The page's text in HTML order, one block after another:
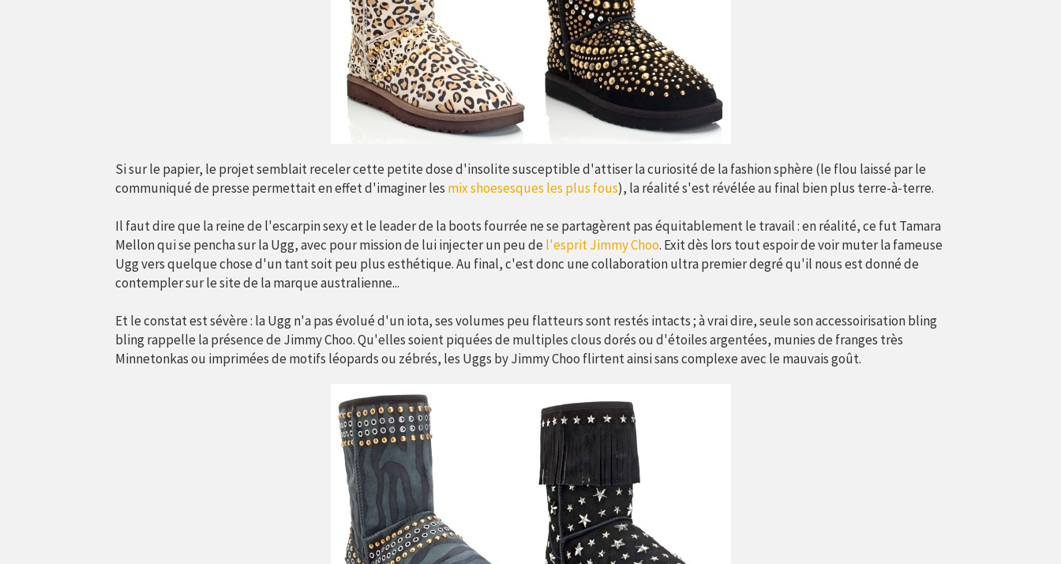
Si sur le papier, le projet semblait receler cette petite dose d'insolite susceptible d'attiser la curiosité de la fashion sphère (le flou laissé par le
communiqué de presse permettait en effet d'imaginer les mix shoesesques les plus fous), la réalité s'est révélée au final bien plus terre-à-terre.
Il faut dire que la reine de l'escarpin sexy et le leader de la boots fourrée ne se partagèrent pas équitablement le travail : en réalité, ce fut Tamara
Mellon qui se pencha sur la Ugg, avec pour mission de lui injecter un peu de l'esprit Jimmy Choo. Exit dès lors tout espoir de voir muter la fameuse
Ugg vers quelque chose d'un tant soit peu plus esthétique. Au final, c'est donc une collaboration ultra premier degré qu'il nous est donné de
contempler sur le site de la marque australienne...
Et le constat est sévère : la Ugg n'a pas évolué d'un iota, ses volumes peu flatteurs sont restés intacts ; à vrai dire, seule son accessoirisation bling
bling rappelle la présence de Jimmy Choo. Qu'elles soient piquées de multiples clous dorés ou d'étoiles argentées, munies de franges très
Minnetonkas ou imprimées de motifs léopards ou zébrés, les Uggs by Jimmy Choo flirtent ainsi sans complexe avec le mauvais goût.